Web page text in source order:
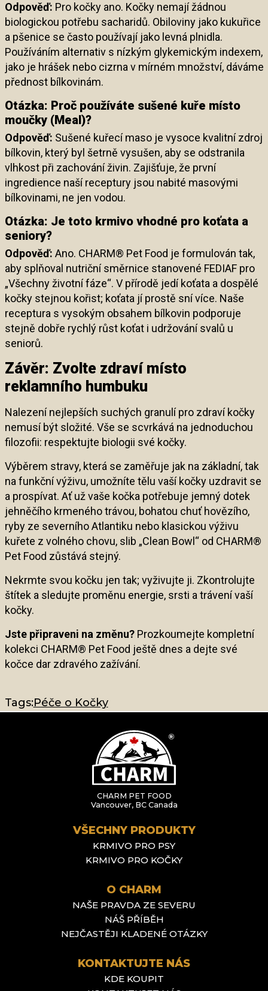
Odpověď: Pro kočky ano. Kočky nemají žádnou
biologickou potřebu sacharidů. Obiloviny jako kukuřice
a pšenice se často používají jako levná plnidla.
Používáním alternativ s nízkým glykemickým indexem,
jako je hrášek nebo cizrna v mírném množství, dáváme
přednost bílkovinám.
Otázka: Proč používáte sušené kuře místo
moučky (Meal)?
Odpověď: Sušené kuřecí maso je vysoce kvalitní zdroj
bílkovin, který byl šetrně vysušen, aby se odstranila
vlhkost při zachování živin. Zajišťuje, že první
ingredience naší receptury jsou nabité masovými
bílkovinami, ne jen vodou.
Otázka: Je toto krmivo vhodné pro koťata a
seniory?
Odpověď: Ano. CHARM® Pet Food je formulován tak,
aby splňoval nutriční směrnice stanovené FEDIAF pro
„Všechny životní fáze“. V přírodě jedí koťata a dospělé
kočky stejnou kořist; koťata jí prostě sní více. Naše
receptura s vysokým obsahem bílkovin podporuje
stejně dobře rychlý růst koťat i udržování svalů u
seniorů.
Závěr: Zvolte zdraví místo
reklamního humbuku
Nalezení nejlepších suchých granulí pro zdraví kočky
nemusí být složité. Vše se scvrkává na jednoduchou
filozofii: respektujte biologii své kočky.
Výběrem stravy, která se zaměřuje jak na základní, tak
na funkční výživu, umožníte tělu vaší kočky uzdravit se
a prospívat. Ať už vaše kočka potřebuje jemný dotek
jehněčího krmeného trávou, bohatou chuť hovězího,
ryby ze severního Atlantiku nebo klasickou výživu
kuřete z volného chovu, slib „Clean Bowl“ od CHARM®
Pet Food zůstává stejný.
Nekrmte svou kočku jen tak; vyživujte ji. Zkontrolujte
štítek a sledujte proměnu energie, srsti a trávení vaší
kočky.
Jste připraveni na změnu?Prozkoumejte kompletní
kolekci CHARM® Pet Food ještě dnes a dejte své
kočce dar zdravého zažívání.
Tags:Péče o Kočky
CHARM PET FOOD
Vancouver, BC Canada
VŠECHNY PRODUKTY
KRMIVO PRO PSY
KRMIVO PRO KOČKY
O CHARM
NAŠE PRAVDA ZE SEVERU
NÁŠ PŘÍBĚH
NEJČASTĚJI KLADENÉ OTÁZKY
KONTAKTUJTE NÁS
KDE KOUPIT